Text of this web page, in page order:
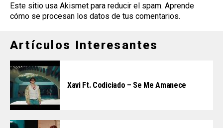
Este sitio usa Akismet para reducir el spam. Aprende
cómo se procesan los datos de tus comentarios.
Artículos Interesantes
Xavi Ft. Codiciado – Se Me Amanece